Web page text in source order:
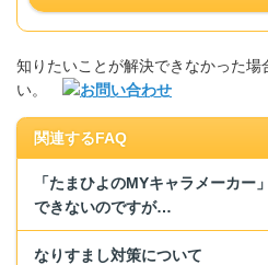
知りたいことが解決できなかった場
い。
関連するFAQ
「たまひよのMYキャラメーカー
できないのですが…
なりすまし対策について